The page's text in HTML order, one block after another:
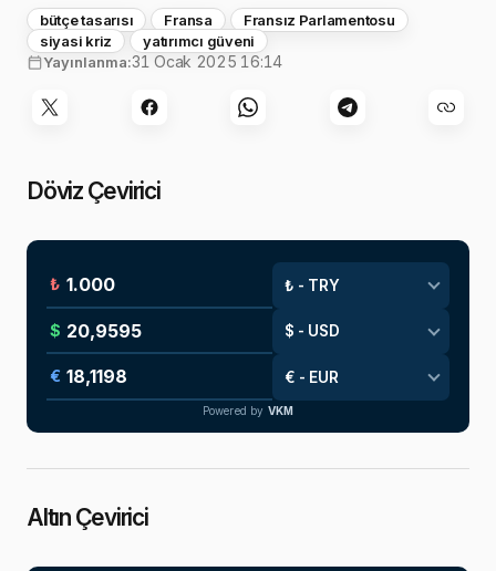
bütçe tasarısı Fransa
Fransız Parlamentosu
siyasi kriz
yatırımcı güveni
Yayınlanma:31 Ocak 2025 16:14
Döviz Çevirici
₺
$
€
Powered by VKM
Altın Çevirici